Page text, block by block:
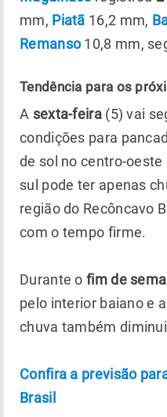
mm, Piatã 16,2 mm,
Remanso10,8 mm,
Tendência para os
A sexta-feira(5) vai
condições para
de sol no centro-oeste
sul pode ter apenas
região do Recôncavo
com o tempo firme.
Durante o fim de
pelo interior baiano e
chuva também
Confira a previsão
Brasil